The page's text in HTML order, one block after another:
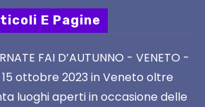
E Pagine
FAI D’AUTUNNO - VENETO -
15 ottobre 2023 in Veneto oltre
luoghi aperti in occasione delle